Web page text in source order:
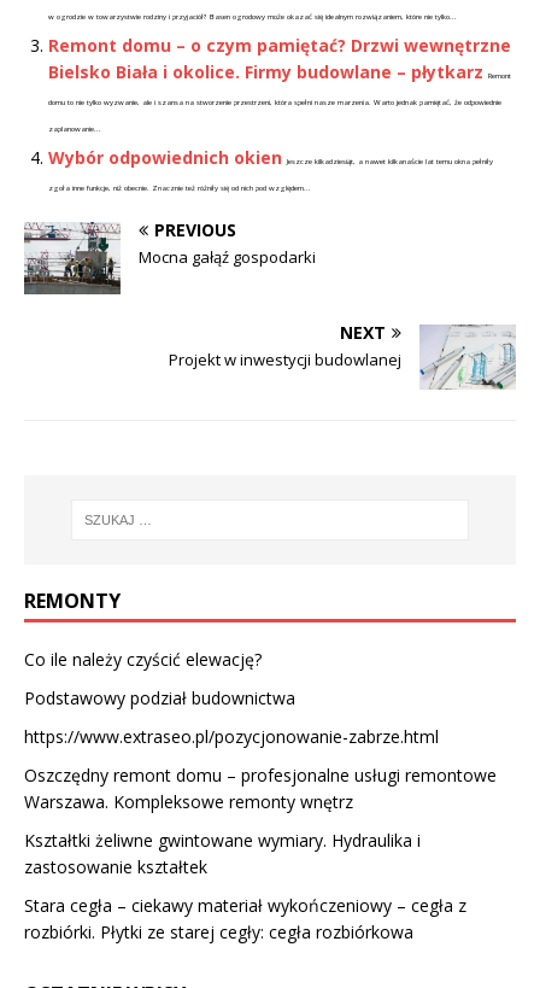
w ogrodzie w towarzystwie rodziny i przyjaciół? Basen ogrodowy może okazać się idealnym rozwiązaniem, które nie tylko...
Remont domu – o czym pamiętać? Drzwi wewnętrzne
Bielsko Biała i okolice. Firmy budowlane – płytkarz
Remont
domu to nie tylko wyzwanie, ale i szansa na stworzenie przestrzeni, która spełni nasze marzenia. Warto jednak pamiętać, że odpowiednie
zaplanowanie...
Wybór odpowiednich okien Jeszcze kilkadziesiąt, a nawet kilkanaście lat temu okna pełniły
zgoła inne funkcje, niż obecnie. Znacznie też różniły się od nich pod względem...
PREVIOUS
Mocna gałąź gospodarki
NEXT
Projekt w inwestycji budowlanej
REMONTY
Co ile należy czyścić elewację?
Podstawowy podział budownictwa
https://www.extraseo.pl/pozycjonowanie-zabrze.html
Oszczędny remont domu – profesjonalne usługi remontowe
Warszawa. Kompleksowe remonty wnętrz
Kształtki żeliwne gwintowane wymiary. Hydraulika i
zastosowanie kształtek
Stara cegła – ciekawy materiał wykończeniowy – cegła z
rozbiórki. Płytki ze starej cegły: cegła rozbiórkowa